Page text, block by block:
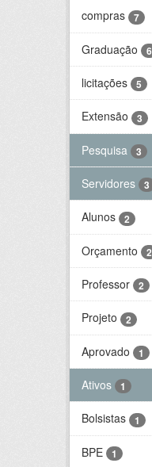
compras
7
Graduação 6
licitações 5
Extensão 3
Pesquisa 3
Servidores 3
Alunos 2
Orçamento 2
Professor 2
Projeto 2
Aprovado 1
Ativos 1
Bolsistas 1
BPE 1